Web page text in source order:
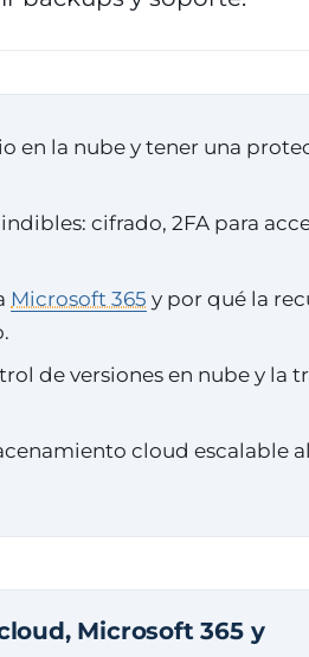
en la nube y tener una
cifrado, 2FA para
Microsoft 365 y por qué la
de versiones en nube y la
cloud escalable
Microsoft 365 y